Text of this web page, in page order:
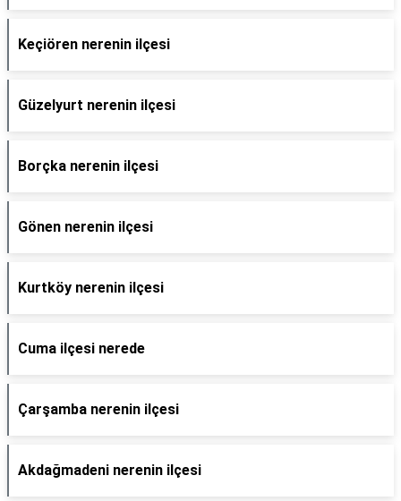
Keçiören nerenin ilçesi
Güzelyurt nerenin ilçesi
Borçka nerenin ilçesi
Gönen nerenin ilçesi
Kurtköy nerenin ilçesi
Cuma ilçesi nerede
Çarşamba nerenin ilçesi
Akdağmadeni nerenin ilçesi